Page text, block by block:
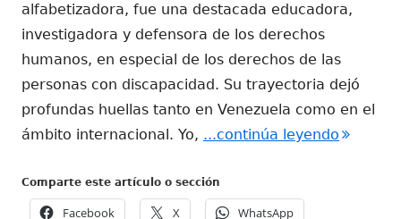
alfabetizadora, fue una destacada educadora,
investigadora y defensora de los derechos
humanos, en especial de los derechos de las
personas con discapacidad. Su trayectoria dejó
profundas huellas tanto en Venezuela como en el
ámbito internacional. Yo, ...continúa leyendo "El
Comparte este artículo o sección
Facebook X WhatsApp